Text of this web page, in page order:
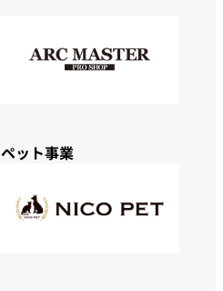
ペット事業